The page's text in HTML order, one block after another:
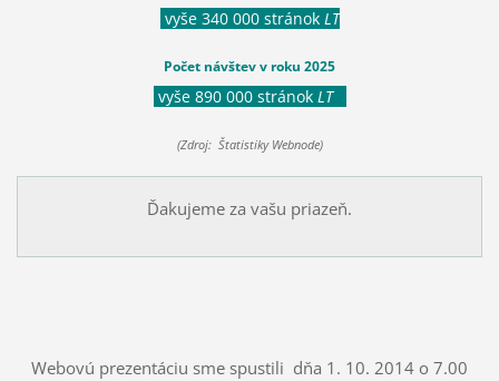
vyše 340 000 stránok LT
Počet návštev v roku 2025
vyše 890 000 stránok LT
(Zdroj: Štatistiky Webnode)
Ďakujeme za vašu priazeň.
Webovú prezentáciu sme spustili dňa 1. 10. 2014 o 7.00